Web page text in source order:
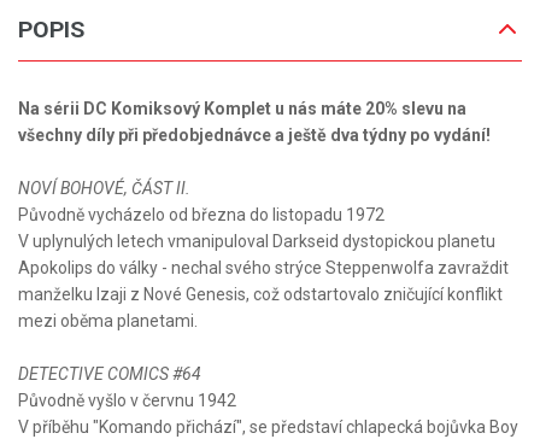
POPIS
Na sérii DC Komiksový Komplet u nás máte 20% slevu na
všechny díly při předobjednávce a ještě dva týdny po vydání!
NOVÍ BOHOVÉ, ČÁST II.
Původně vycházelo od března do listopadu 1972
V uplynulých letech vmanipuloval Darkseid dystopickou planetu
Apokolips do války - nechal svého strýce Steppenwolfa zavraždit
manželku Izaji z Nové Genesis, což odstartovalo zničující konflikt
mezi oběma planetami.
DETECTIVE COMICS #64
Původně vyšlo v červnu 1942
V příběhu "Komando přichází", se představí chlapecká bojůvka Boy